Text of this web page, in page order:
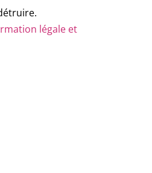
légale et